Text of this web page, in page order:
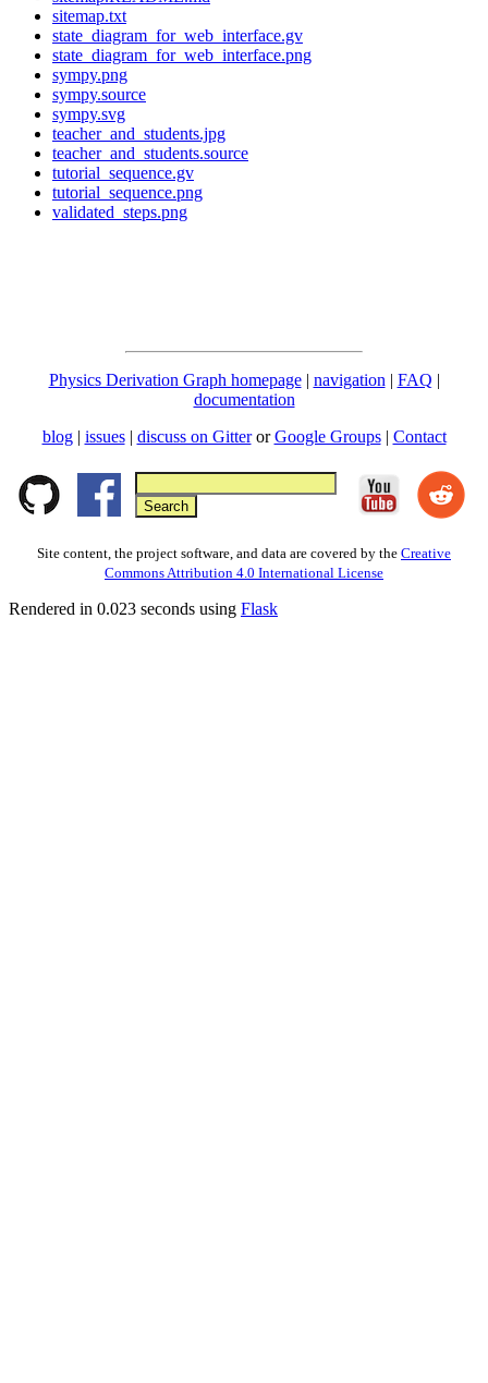
sitemap.txt
state_diagram_for_web_interface.gv
state_diagram_for_web_interface.png
sympy.png
sympy.source
sympy.svg
teacher_and_students.jpg
teacher_and_students.source
tutorial_sequence.gv
tutorial_sequence.png
validated_steps.png
Physics Derivation Graph homepage| navigation| FAQ |
documentation
blog | issues| discuss on GitterorGoogle Groups| Contact
Site content, the project software, and data are covered by the Creative
Commons Attribution 4.0 International License
Rendered in 0.023 seconds using Flask